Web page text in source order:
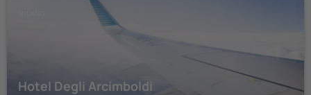
Hotel Degli Arcimboldi